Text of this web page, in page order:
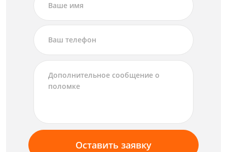
Оставить заявку